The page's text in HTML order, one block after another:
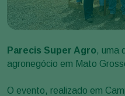
Parecis Super Agro, uma
agronegócio em Mato
O evento, realizado em